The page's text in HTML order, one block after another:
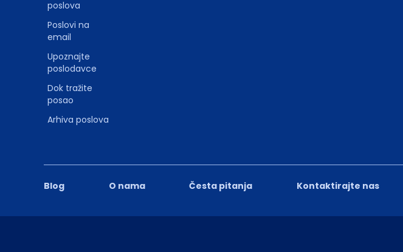
Blog O nama Česta pitanja Kontaktirajte nas
poslova
Poslovi na
email
Upoznajte
poslodavce
Dok tražite
posao
Arhiva poslova